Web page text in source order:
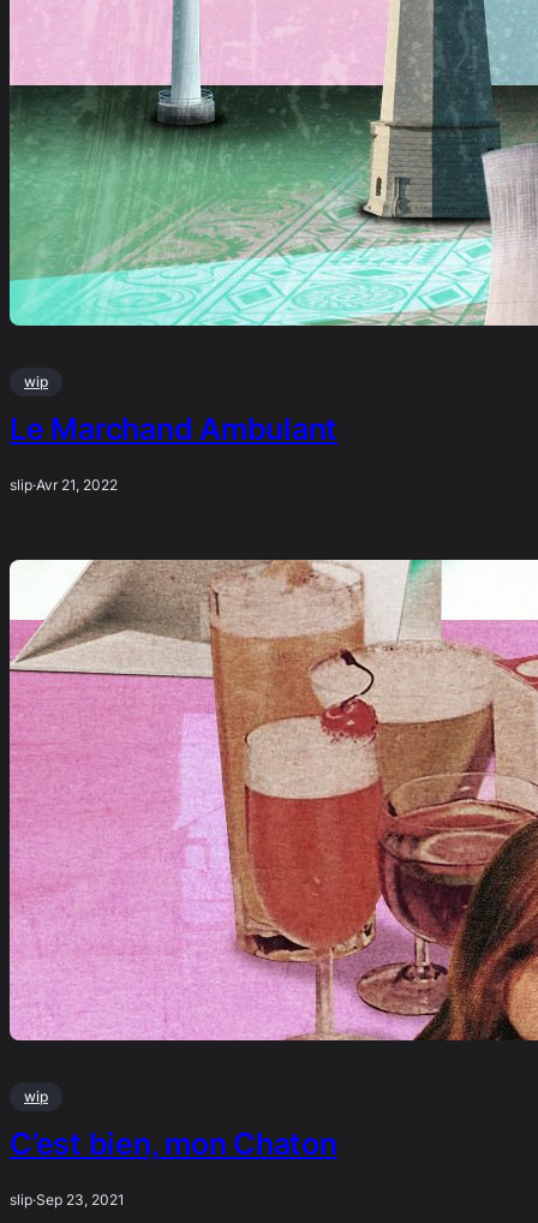
wip
Le Marchand Ambulant
slip·Avr 21, 2022
wip
C’est bien, mon Chaton
slip·Sep 23, 2021